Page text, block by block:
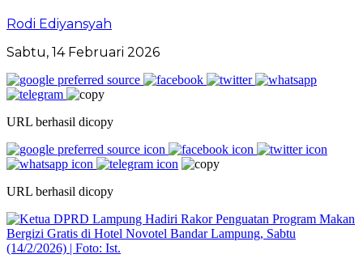
Rodi Ediyansyah
Sabtu, 14 Februari 2026
URL berhasil dicopy
URL berhasil dicopy